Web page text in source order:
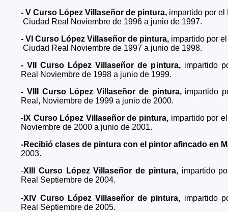
- V Curso López Villaseñor de pintura, impartido por el
Ciudad Real Noviembre de 1996 a junio de 1997.
- VI Curso López Villaseñor de pintura, impartido por
Ciudad Real Noviembre de 1997 a junio de 1998.
- VII Curso López Villaseñor de pintura, impartido
Real Noviembre de 1998 a junio de 1999.
- VIII Curso López Villaseñor de pintura, impartido
Real, Noviembre de 1999 a junio de 2000.
-IX Curso López Villaseñor de pintura, impartido por
Noviembre de 2000 a junio de 2001.
-Recibió clases de pintura con el pintor afincado en
2003.
-XIII Curso López Villaseñor de pintura, impartido
Real Septiembre de 2004.
-XIV Curso López Villaseñor de pintura, impartido
Real Septiembre de 2005.